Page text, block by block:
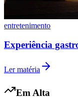
entretenimento
Experiência
Ler matéria
Em Alta